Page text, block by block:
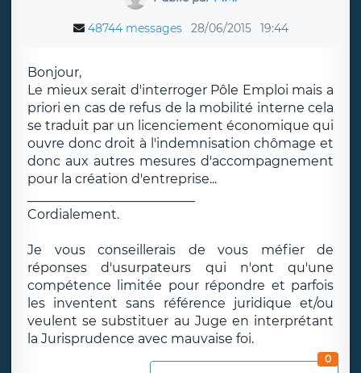
48744 messages 28/06/2015 19:44
Bonjour,
Le mieux serait d'interroger Pôle Emploi mais a
priori en cas de refus de la mobilité interne cela
se traduit par un licenciement économique qui
ouvre donc droit à l'indemnisation chômage et
donc aux autres mesures d'accompagnement
pour la création d'entreprise...
Cordialement.
Je vous conseillerais de vous méfier de
réponses d'usurpateurs qui n'ont qu'une
compétence limitée pour répondre et parfois
les inventent sans référence juridique et/ou
veulent se substituer au Juge en interprétant
la Jurisprudence avec mauvaise foi.
0